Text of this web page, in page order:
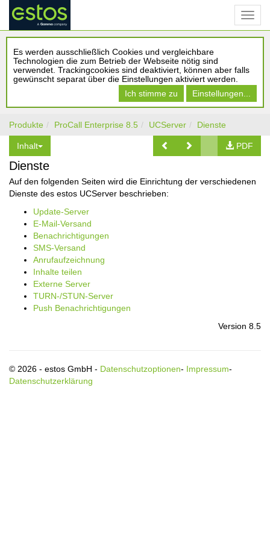
Es werden ausschließlich Cookies und vergleichbare
Technologien die zum Betrieb der Webseite nötig sind
verwendet. Trackingcookies sind deaktiviert, können aber falls
gewünscht separat über die Einstellungen aktiviert werden.
Ich stimme zu
Einstellungen...
Produkte ProCall Enterprise 8.5 UCServer Dienste
Inhalt PDF
Dienste
Auf den folgenden Seiten wird die Einrichtung der verschiedenen
Dienste des estos UCServer beschrieben:
Update-Server
E-Mail-Versand
Benachrichtigungen
SMS-Versand
Anrufaufzeichnung
Inhalte teilen
Externe Server
TURN-/STUN-Server
Push Benachrichtigungen
Version 8.5
© 2026 - estos GmbH - Datenschutzoptionen- Impressum-
Datenschutzerklärung